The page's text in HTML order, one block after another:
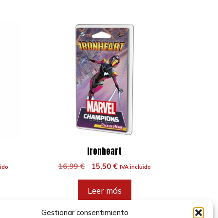
Gestionar consentimiento
Ironheart
16,99€
El
original
era:
15,50 €El
es:
IVA incluido
Leer más